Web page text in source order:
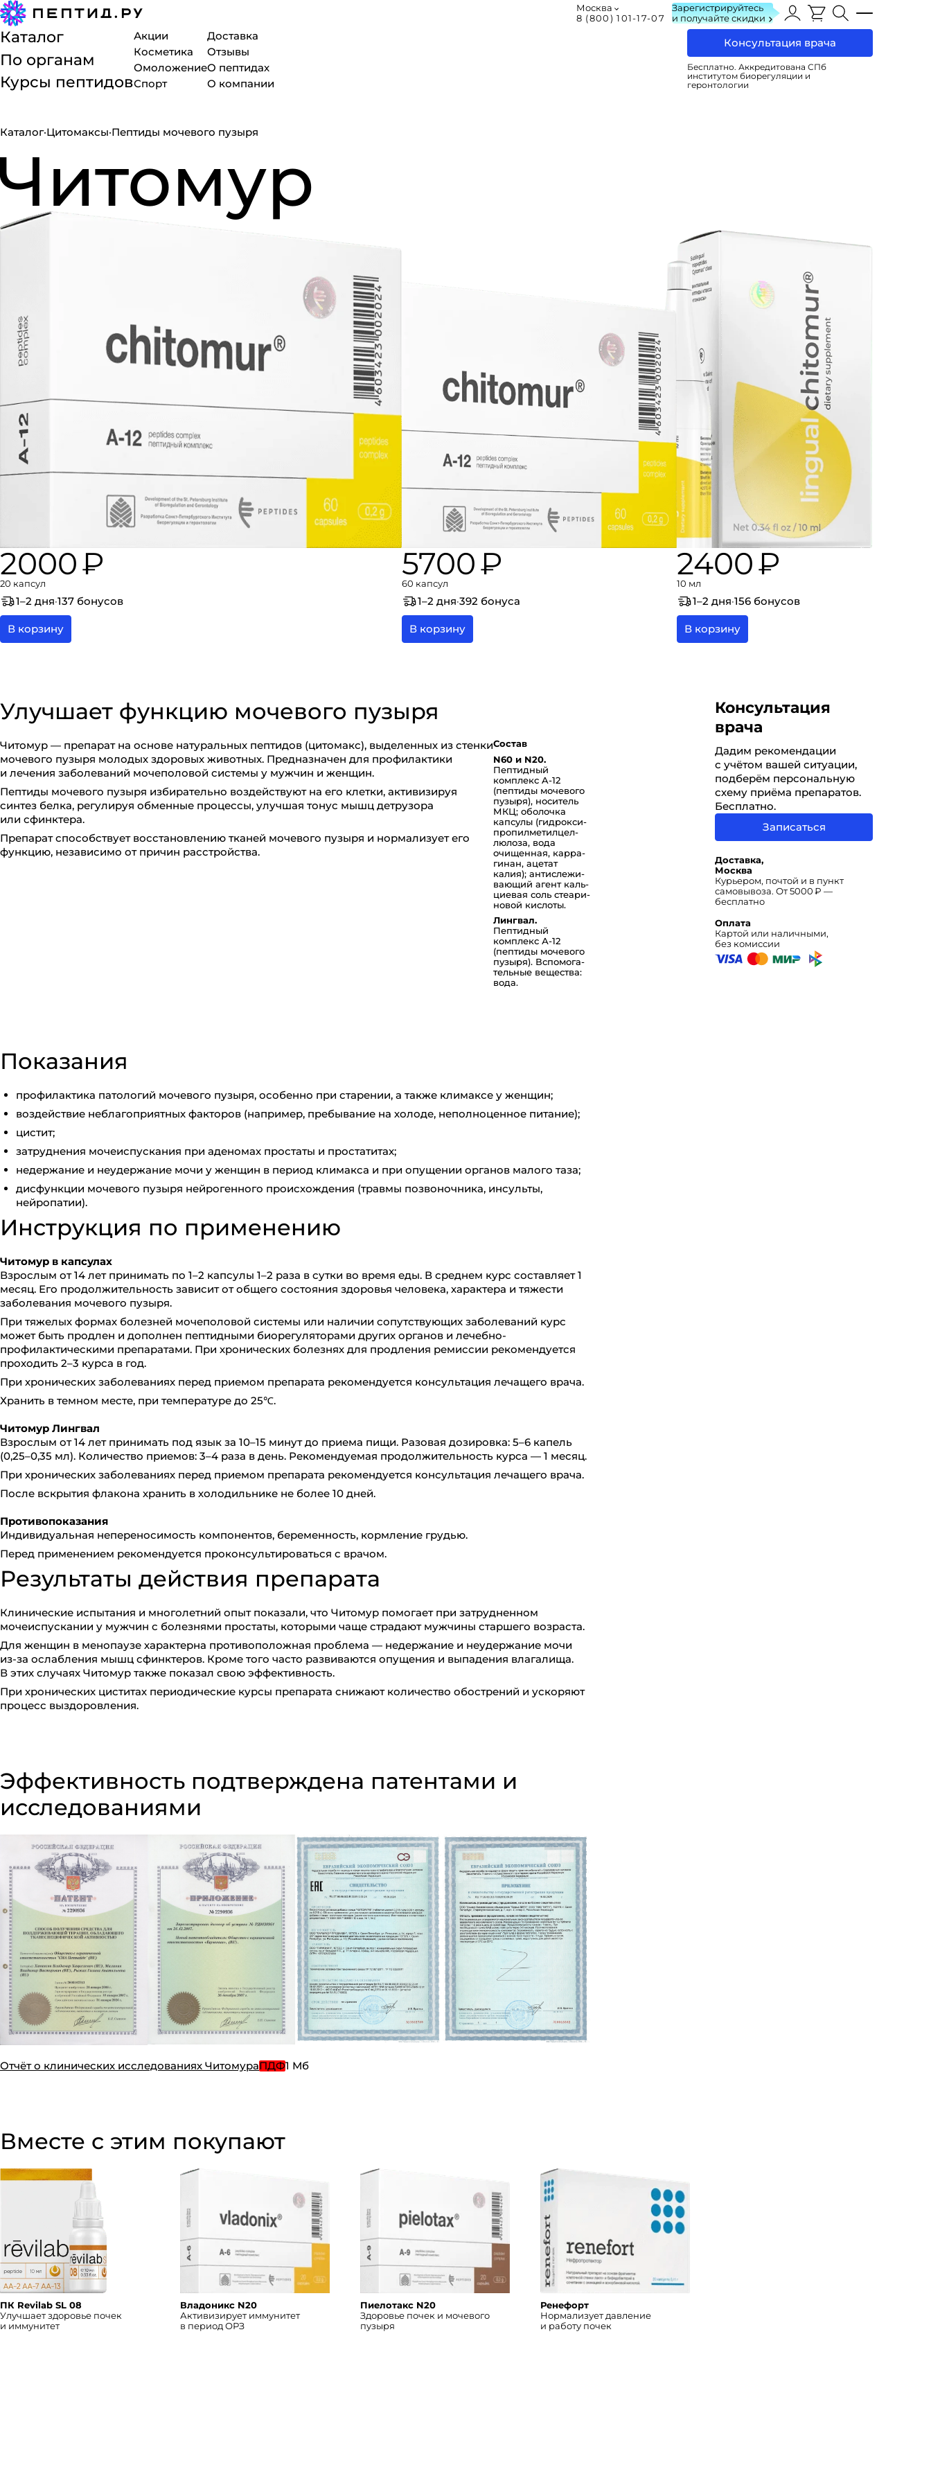
Москва
8 (800) 101-17-07
Зарегистрируйтесь
и получайте скидки
Каталог
По органам
Курсы пептидов
Акции
Косметика
Омоложение
Спорт
Доставка
Отзывы
О пептидах
О компании
Консультация врача
Бесплатно. Аккредитована СПб
институтом биорегуляции и
геронтологии
Каталог·Цитомаксы·Пептиды мочевого пузыря
2000 ₽
20 капсул
1–2 дня·137 бонусов
В корзину
5700 ₽
60 капсул
1–2 дня·392 бонуса
В корзину
2400 ₽
10 мл
1–2 дня·156 бонусов
В корзину
Консультация
врача
Дадим рекомендации
с учётом вашей ситуации,
подберём персональную
схему приёма препаратов.
Бесплатно.
Записаться
Доставка,
Москва
Курьером, почтой и в пункт
самовывоза. От 5000 ₽ —
бесплатно
Оплата
Картой или наличными,
без комиссии
Улучшает функцию мочевого пузыря
Читомур — препарат на основе натуральных пептидов (цитомакс), выделенных из стенки
мочевого пузыря молодых здоровых животных. Предназначен для профилактики
и лечения заболеваний мочеполовой системы у мужчин и женщин.
Пептиды мочевого пузыря избирательно воздействуют на его клетки, активизируя
синтез белка, регулируя обменные процессы, улучшая тонус мышц детрузора
или сфинктера.
Препарат способствует восстановлению тканей мочевого пузыря и нормализует его
функцию, независимо от причин расстройства.
Состав
N60 и N20.
Пептидный
комплекс A-12
(пептиды мочевого
пузыря), носитель
МКЦ; оболочка
капсулы (ги­д­ро­к­си­
п­ро­пи­л­ме­ти­л­це­л­
лю­ло­за, вода
очищенная, ка­р­ра­
ги­нан, ацетат
калия); ан­ти­с­ле­жи­
ва­ю­щий агент каль­
ци­е­вая соль сте­а­ри­
но­вой кислоты.
Лингвал.
Пептидный
комплекс А-12
(пептиды мочевого
пузыря). Вспо­мо­га­
тель­ные вещества:
вода.
Показания
профилактика патологий мочевого пузыря, особенно при старении, а также климаксе у женщин;
воздействие неблагоприятных факторов (например, пребывание на холоде, неполноценное питание);
цистит;
затруднения мочеиспускания при аденомах простаты и простатитах;
недержание и неудержание мочи у женщин в период климакса и при опущении органов малого таза;
дисфункции мочевого пузыря нейрогенного происхождения (травмы позвоночника, инсульты,
нейропатии).
Инструкция по применению
Читомур в капсулах
Взрослым от 14 лет принимать по 1–2 капсулы 1–2 раза в сутки во время еды. В среднем курс составляет 1
месяц. Его продолжительность зависит от общего состояния здоровья человека, характера и тяжести
заболевания мочевого пузыря.
При тяжелых формах болезней мочеполовой системы или наличии сопутствующих заболеваний курс
может быть продлен и дополнен пептидными биорегуляторами других органов и лечебно-
профилактическими препаратами. При хронических болезнях для продления ремиссии рекомендуется
проходить 2–3 курса в год.
При хронических заболеваниях перед приемом препарата рекомендуется консультация лечащего врача.
Хранить в темном месте, при температуре до 25℃.
Читомур Лингвал
Взрослым от 14 лет принимать под язык за 10–15 минут до приема пищи. Разовая дозировка: 5–6 капель
(0,25–0,35 мл). Количество приемов: 3–4 раза в день. Рекомендуемая продолжительность курса — 1 месяц.
При хронических заболеваниях перед приемом препарата рекомендуется консультация лечащего врача.
После вскрытия флакона хранить в холодильнике не более 10 дней.
Противопоказания
Индивидуальная непереносимость компонентов, беременность, кормление грудью.
Перед применением рекомендуется проконсультироваться с врачом.
Результаты действия препарата
Клинические испытания и многолетний опыт показали, что Читомур помогает при затрудненном
мочеиспускании у мужчин с болезнями простаты, которыми чаще страдают мужчины старшего возраста.
Для женщин в менопаузе характерна противоположная проблема — недержание и неудержание мочи
из-за ослабления мышц сфинктеров. Кроме того часто развиваются опущения и выпадения влагалища.
В этих случаях Читомур также показал свою эффективность.
При хронических циститах периодические курсы препарата снижают количество обострений и ускоряют
процесс выздоровления.
Эффективность подтверждена патентами и
исследованиями
Отчёт о клинических исследованиях ЧитомураПДФ1 Мб
Вместе с этим покупают
ПК Revilab SL 08
Улучшает здоровье почек
и иммунитет
Владоникс N20
Активизирует иммунитет
в период ОРЗ
Пиелотакс N20
Здоровье почек и мочевого
пузыря
Ренефорт
Нормализует давление
и работу почек